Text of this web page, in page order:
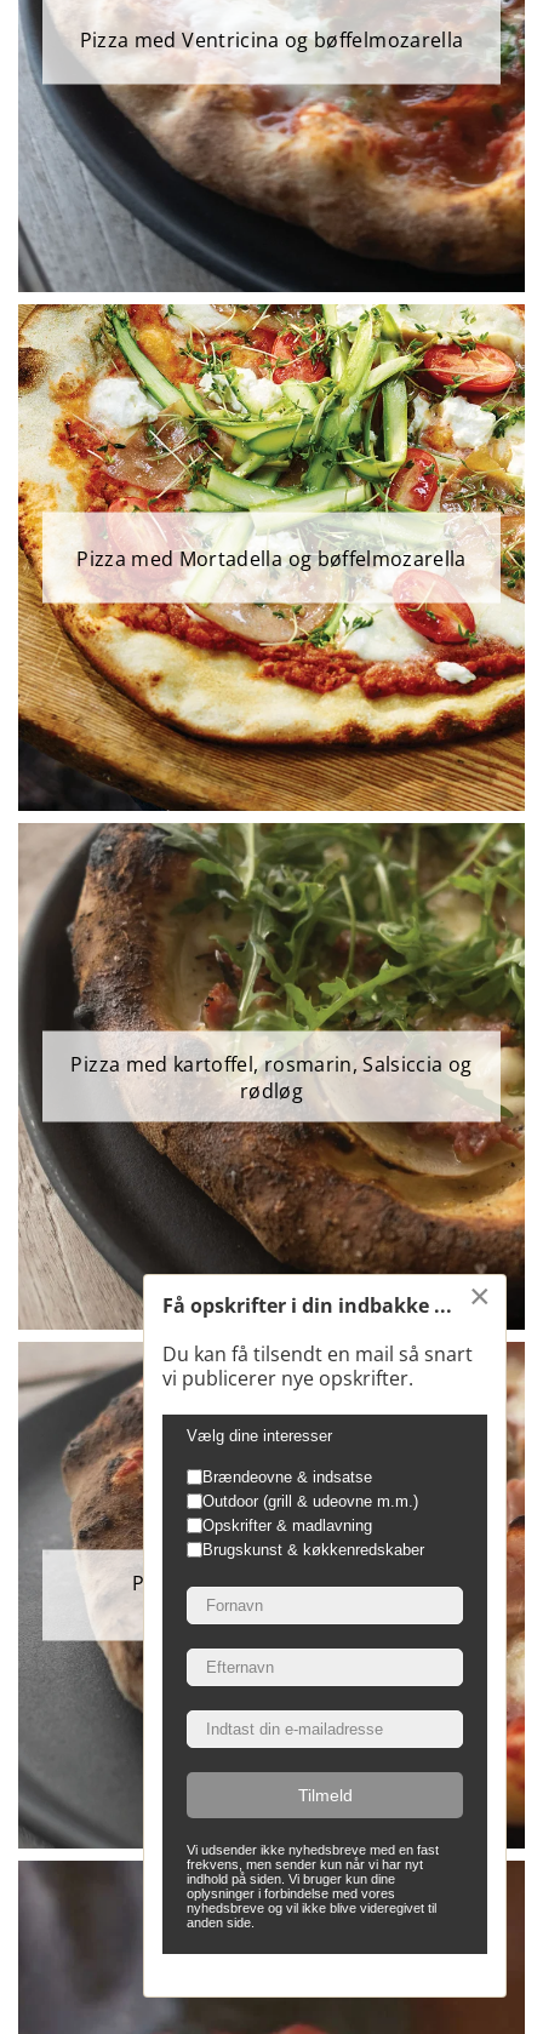
Pizza med Ventricina og bøffelmozarella
Pizza med Mortadella og bøffelmozarella
Pizza med kartoffel, rosmarin, Salsiccia og
rødløg
Pizza med Prociotto Cotto og
artiskokhjerter
×
Få opskrifter i din indbakke ...
Du kan få tilsendt en mail så snart
vi publicerer nye opskrifter.
Vælg dine interesser
Brændeovne & indsatse
Outdoor (grill & udeovne m.m.)
Opskrifter & madlavning
Brugskunst & køkkenredskaber
Tilmeld
Vi udsender ikke nyhedsbreve med en fast
frekvens, men sender kun når vi har nyt
indhold på siden. Vi bruger kun dine
oplysninger i forbindelse med vores
nyhedsbreve og vil ikke blive videregivet til
anden side.